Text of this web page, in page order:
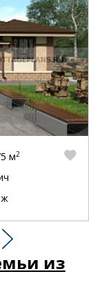
Следующий
м2
из